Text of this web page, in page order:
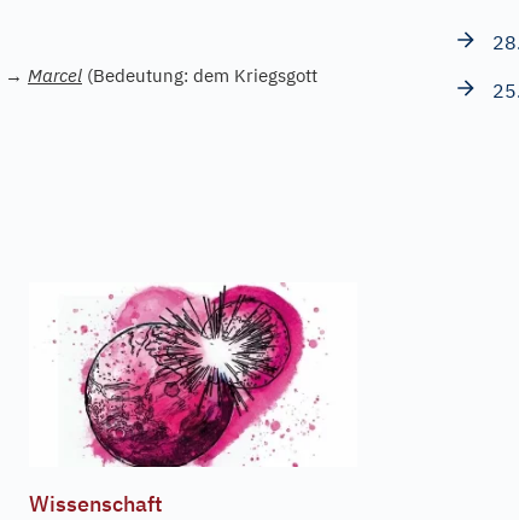
→ Marcel (Bedeutung: dem Kriegsgott
Wissenschaft